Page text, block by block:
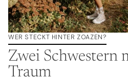
WER STECKT HINTER ZOAZEN?
Zwei Schwestern
Traum